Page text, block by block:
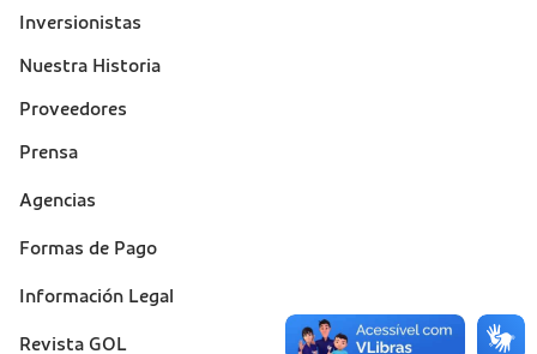
Inversionistas
Nuestra Historia
Proveedores
Prensa
Suporte
Agencias
Formas de Pago
Información Legal
Revista GOL